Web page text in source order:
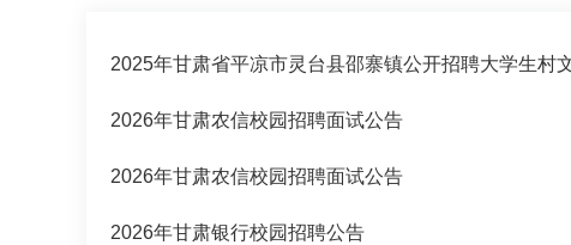
2026年甘肃农信校园招聘面试公告
2026年甘肃农信校园招聘面试公告
2026年甘肃银行校园招聘公告